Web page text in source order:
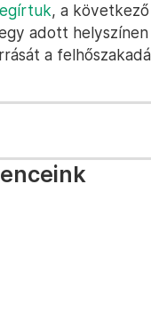
, a
adott
a